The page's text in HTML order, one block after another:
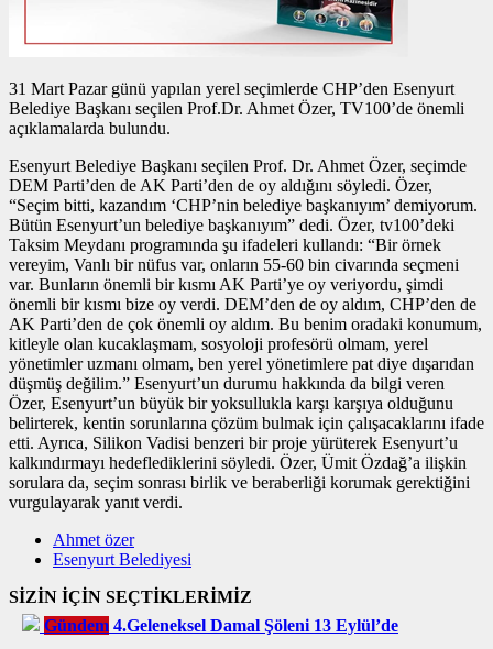
31 Mart Pazar günü yapılan yerel seçimlerde CHP’den Esenyurt
Belediye Başkanı seçilen Prof.Dr. Ahmet Özer, TV100’de önemli
açıklamalarda bulundu.
Esenyurt Belediye Başkanı seçilen Prof. Dr. Ahmet Özer, seçimde
DEM Parti’den de AK Parti’den de oy aldığını söyledi. Özer,
“Seçim bitti, kazandım ‘CHP’nin belediye başkanıyım’ demiyorum.
Bütün Esenyurt’un belediye başkanıyım” dedi. Özer, tv100’deki
Taksim Meydanı programında şu ifadeleri kullandı: “Bir örnek
vereyim, Vanlı bir nüfus var, onların 55-60 bin civarında seçmeni
var. Bunların önemli bir kısmı AK Parti’ye oy veriyordu, şimdi
önemli bir kısmı bize oy verdi. DEM’den de oy aldım, CHP’den de
AK Parti’den de çok önemli oy aldım. Bu benim oradaki konumum,
kitleyle olan kucaklaşmam, sosyoloji profesörü olmam, yerel
yönetimler uzmanı olmam, ben yerel yönetimlere pat diye dışarıdan
düşmüş değilim.” Esenyurt’un durumu hakkında da bilgi veren
Özer, Esenyurt’un büyük bir yoksullukla karşı karşıya olduğunu
belirterek, kentin sorunlarına çözüm bulmak için çalışacaklarını ifade
etti. Ayrıca, Silikon Vadisi benzeri bir proje yürüterek Esenyurt’u
kalkındırmayı hedeflediklerini söyledi. Özer, Ümit Özdağ’a ilişkin
sorulara da, seçim sonrası birlik ve beraberliği korumak gerektiğini
vurgulayarak yanıt verdi.
Ahmet özer
Esenyurt Belediyesi
SİZİN İÇİN SEÇTİKLERİMİZ
Gündem 4.Geleneksel Damal Şöleni 13 Eylül’de